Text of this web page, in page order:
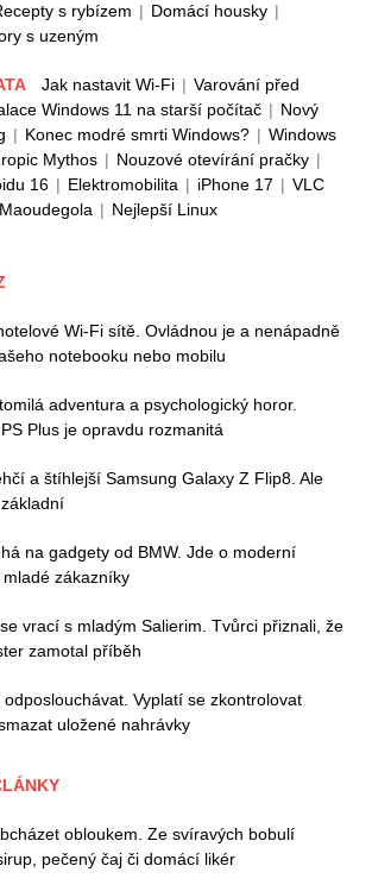
s rybízem | Domácí housky |
s uzeným
Jak nastavit Wi-Fi | Varování před
Windows 11 na starší počítač | Nový
| Konec modré smrti Windows? | Windows
Mythos | Nouzové otevírání pračky |
16 | Elektromobilita | iPhone 17 | VLC
| Nejlepší Linux
Wi-Fi sítě. Ovládnou je a nenápadně
notebooku nebo mobilu
adventura a psychologický horor.
Plus je opravdu rozmanitá
a štíhlejší Samsung Galaxy Z Flip8. Ale
na gadgety od BMW. Jde o moderní
zákazníky
vrací s mladým Salierim. Tvůrci přiznali, že
zamotal příběh
Vyplatí se zkontrolovat
uložené nahrávky
obloukem. Ze svíravých bobulí
pečený čaj či domácí likér